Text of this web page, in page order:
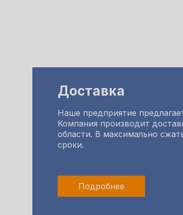
Доставка
Наше предприятие
Компания производит
области. В максимально
сроки.
Подробнее